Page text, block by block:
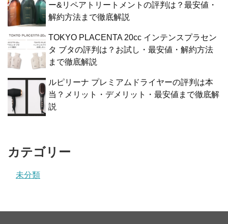
ー&リペアトリートメントの評判は？最安値・
解約方法まで徹底解説
TOKYO PLACENTA 20cc インテンスプラセン
タ ブタの評判は？お試し・最安値・解約方法
まで徹底解説
ルピリーナ プレミアムドライヤーの評判は本
当？メリット・デメリット・最安値まで徹底解
説
カテゴリー
未分類